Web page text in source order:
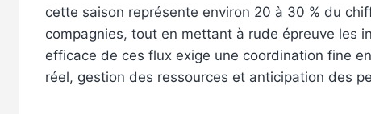
cette saison représente environ 20 à 30 % du
compagnies, tout en mettant à rude épreuve les
efficace de ces flux exige une coordination fine
réel, gestion des ressources et anticipation des